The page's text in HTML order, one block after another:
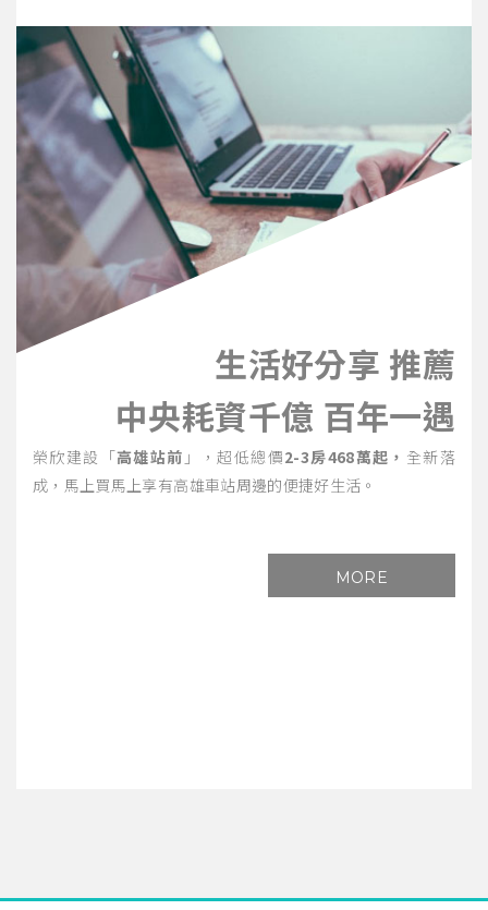
生活好分享 推薦
中央耗資千億 百年一遇
榮欣建設「高雄站前 」，超低總價2-3房468萬起， 全新落
成，馬上買馬上享有高雄車站周邊的便捷好生活。
MORE